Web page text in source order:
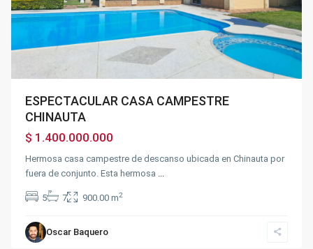
ESPECTACULAR CASA CAMPESTRE
CHINAUTA
$ 1.400.000.000
Hermosa casa campestre de descanso ubicada en Chinauta por
fuera de conjunto. Esta hermosa ...
5 7 900.00 m2
Oscar Baquero
Condominios